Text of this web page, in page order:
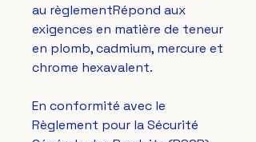
au règlementRépond aux
exigences en matière de teneur
en plomb, cadmium, mercure et
chrome hexavalent.
En conformité avec le
Règlement pour la Sécurité